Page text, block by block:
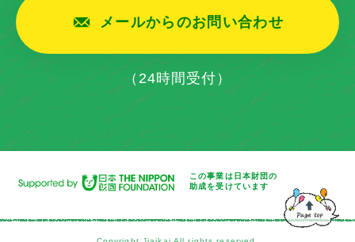
メールからのお問い合わせ
（24時間受付）
この事業は日本財団の
助成を受けています